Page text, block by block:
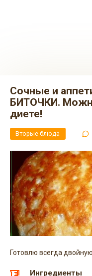
Сочные и аппетитные КУРИНЫЕ
БИТОЧКИ.
диете!
Вторые блюда
Готовлю всегда
Ингредиенты